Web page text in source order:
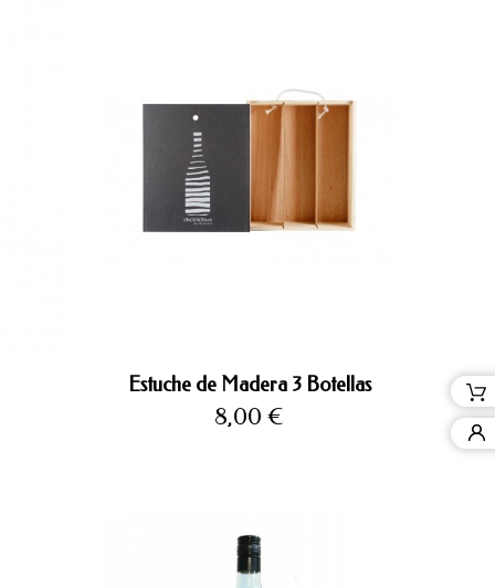
Estuche de Madera 3 Botellas
Precio
8,00 €